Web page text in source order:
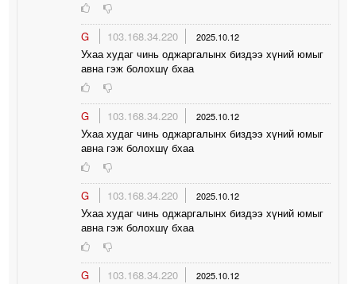
G 103.168.34.220 2025.10.12
Ухаа худаг чинь оджаргалынх биздээ хүний юмыг
авна гэж болохшү бхаа
G 103.168.34.220 2025.10.12
Ухаа худаг чинь оджаргалынх биздээ хүний юмыг
авна гэж болохшү бхаа
G 103.168.34.220 2025.10.12
Ухаа худаг чинь оджаргалынх биздээ хүний юмыг
авна гэж болохшү бхаа
G 103.168.34.220 2025.10.12